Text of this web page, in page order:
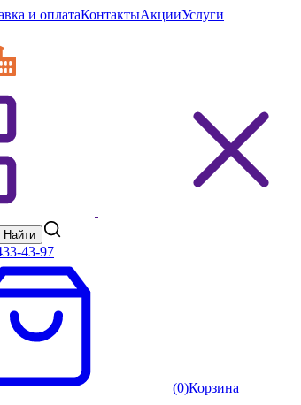
и оплатаКонтактыАкцииУслуги
Найти
43-97
(0)Корзина